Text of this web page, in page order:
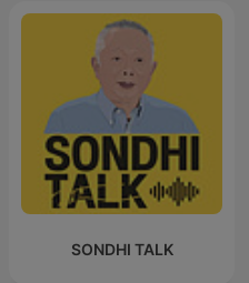
SONDHI TALK